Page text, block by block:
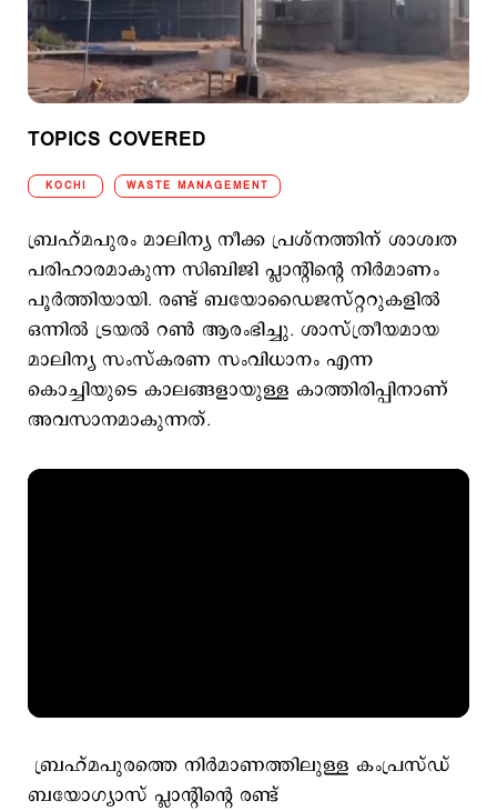
TOPICS COVERED
KOCHI WASTE MANAGEMENT
ബ്രഹ്മപുരം മാലിന്യ നീക്ക പ്രശ്നത്തിന് ശാശ്വത
പരിഹാരമാകുന്ന സിബിജി പ്ലാന്റിന്റെ നിർമാണം
പൂർത്തിയായി. രണ്ട് ബയോഡൈജസ്റ്ററുകളിൽ
ഒന്നിൽ ട്രയൽ റൺ ആരംഭിച്ചു. ശാസ്ത്രീയമായ
മാലിന്യ സംസ്കരണ സംവിധാനം എന്ന
കൊച്ചിയുടെ കാലങ്ങളായുള്ള കാത്തിരിപ്പിനാണ്
അവസാനമാകുന്നത്.
ബ്രഹ്മപുരത്തെ നിർമാണത്തിലുള്ള കംപ്രസ്ഡ്
ബയോഗ്യാസ് പ്ലാന്റിന്റെ രണ്ട്